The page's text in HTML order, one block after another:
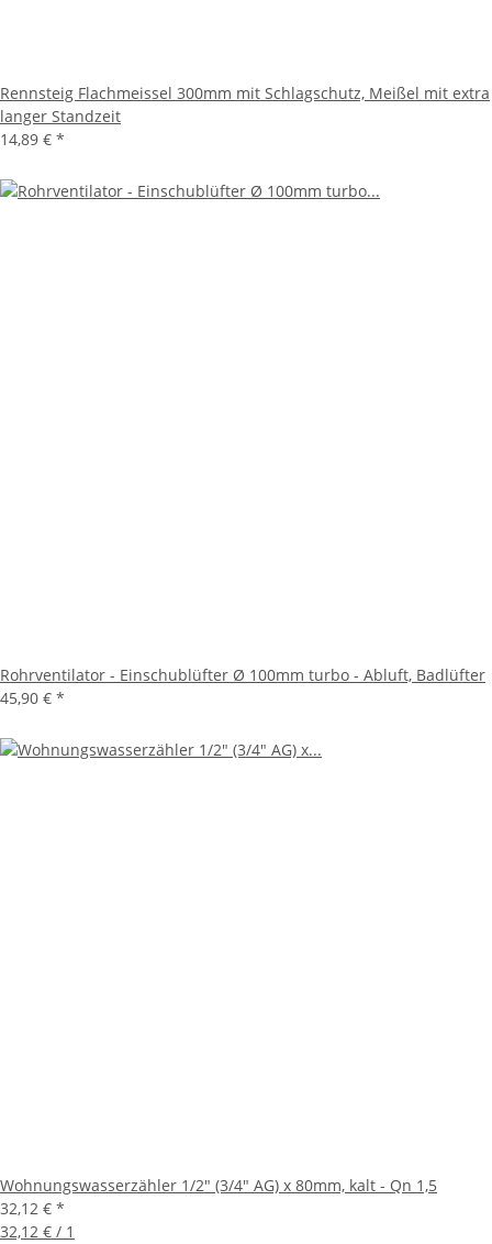
Rennsteig Flachmeissel 300mm mit Schlagschutz, Meißel mit extra
langer Standzeit
14,89 € *
Rohrventilator - Einschublüfter Ø 100mm turbo - Abluft, Badlüfter
45,90 € *
Wohnungswasserzähler 1/2" (3/4" AG) x 80mm, kalt - Qn 1,5
32,12 € *
32,12 € / 1